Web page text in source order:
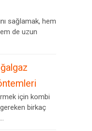
sağlamak, hem
de uzun
için kombi
birkaç